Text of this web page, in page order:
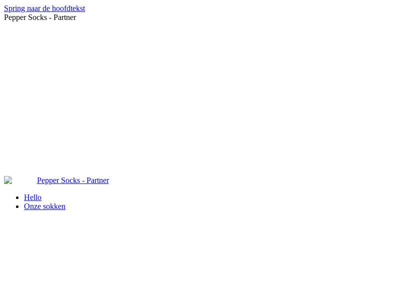
Spring naar de hoofdtekst
Pepper Socks - Partner
Hello
Onze sokken